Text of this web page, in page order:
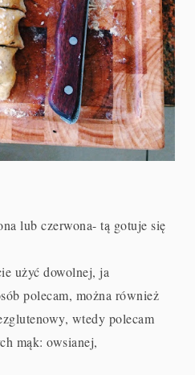
lub czerwona- tą gotuje się
użyć dowolnej, ja
polecam, można również
wtedy polecam
mąk: owsianej,